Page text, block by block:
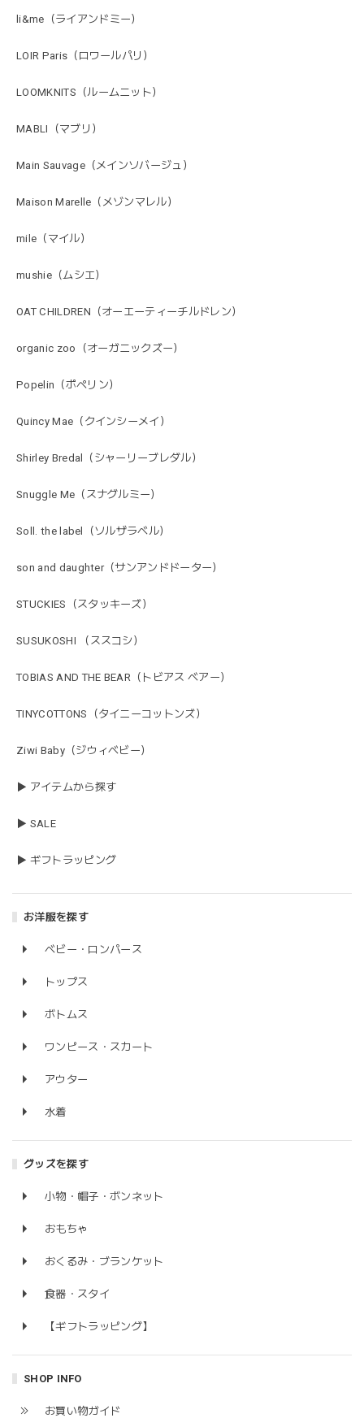
li&me（ライアンドミー）
LOIR Paris（ロワールパリ）
LOOMKNITS（ルームニット）
MABLI（マブリ）
Main Sauvage（メインソバージュ）
Maison Marelle（メゾンマレル）
mile（マイル）
mushie（ムシエ）
OAT CHILDREN（オーエーティーチルドレン）
organic zoo（オーガニックズー）
Popelin（ポペリン）
Quincy Mae（クインシーメイ）
Shirley Bredal（シャーリーブレダル）
Snuggle Me（スナグルミー）
Soll. the label（ソルザラベル）
son and daughter（サンアンドドーター）
STUCKIES（スタッキーズ）
SUSUKOSHI （ススコシ）
TOBIAS AND THE BEAR（トビアス ベアー）
TINYCOTTONS（タイニーコットンズ）
Ziwi Baby（ジウィベビー）
▶ アイテムから探す
▶ SALE
▶ ギフトラッピング
お洋服を探す
ベビー・ロンパース
トップス
ボトムス
ワンピース・スカート
アウター
水着
グッズを探す
小物・帽子・ボンネット
おもちゃ
おくるみ・ブランケット
食器・スタイ
【ギフトラッピング】
SHOP INFO
お買い物ガイド